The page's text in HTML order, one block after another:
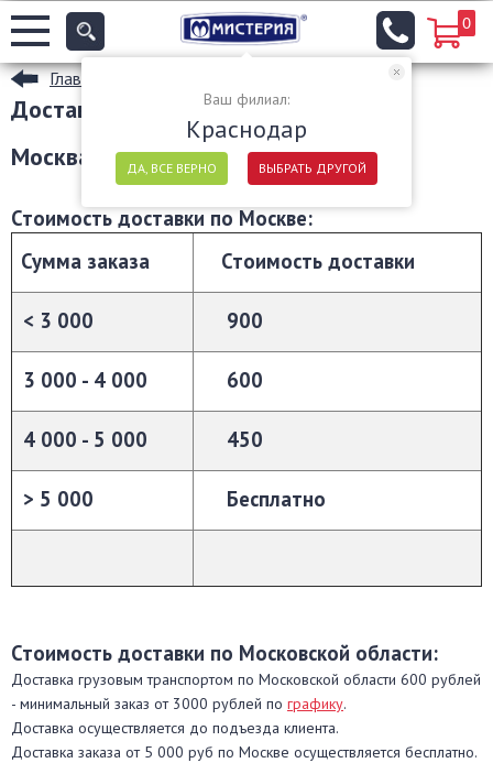
Ваш филиал:
Краснодар
ДА, ВСЕ ВЕРНО ВЫБРАТЬ ДРУГОЙ
0
Главная
Доставка
Москва и Московская область
Стоимость доставки по Москве:
Сумма заказа
Стоимость доставки
< 3 000 900
3 000 - 4 000 600
4 000 - 5 000 450
> 5 000 Бесплатно
Стоимость доставки по Московской области:
Доставка грузовым транспортом по Московской области 600 рублей
- минимальный заказ от 3000 рублей по графику.
Доставка осуществляется до подъезда клиента.
Доставка заказа от 5 000 руб по Москве осуществляется бесплатно.